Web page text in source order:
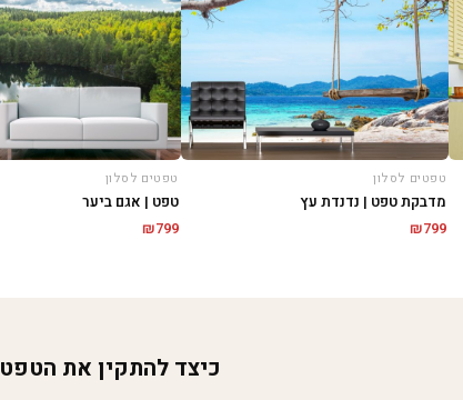
טפטים לסלון
מדבקת טפט | נדנדת עץ
₪799
טפטים לסלון
טפט | אגם ביער
₪799
כיצד להתקין את הטפט